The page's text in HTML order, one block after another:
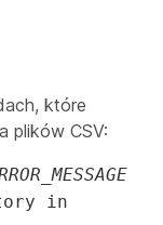
które
plików CSV:
in